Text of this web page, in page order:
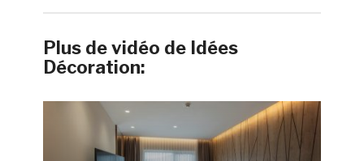
Plus de vidéo de Idées
Décoration: